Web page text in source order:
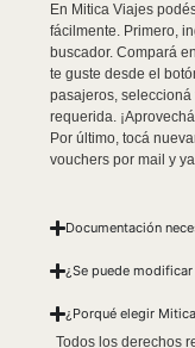
En Mitica Viajes
fácilmente. Primero,
buscador. Compará
te guste desde el
pasajeros,
requerida.
Por último, tocá
vouchers por mail y
Documentación
¿Se puede
¿Porqué elegir
Todos los derechos